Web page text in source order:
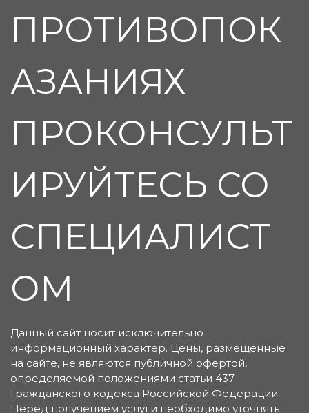
ПРОТИВОПОК
АЗАНИЯХ
ПРОКОНСУЛЬТ
ИРУЙТЕСЬ СО
СПЕЦИАЛИСТ
ОМ
Данный сайт носит исключительно
информационный характер. Цены, размещенные
на сайте, не являются публичной офертой,
определяемой положениями статьи 437
Гражданского кодекса Российской Федерации.
Перед получением услуги необходимо уточнять